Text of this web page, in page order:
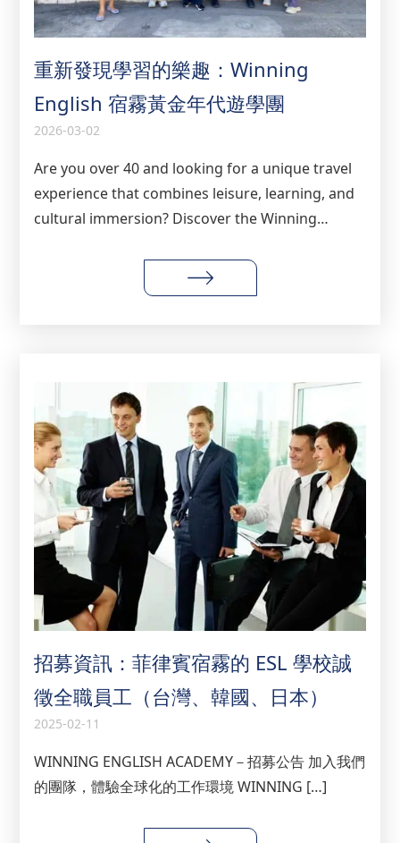
重新發現學習的樂趣：Winning
English 宿霧黃金年代遊學團
2026-03-02
Are you over 40 and looking for a unique travel
experience that combines leisure, learning, and
cultural immersion? Discover the Winning
Philippines — from $900 USD per week.
招募資訊：菲律賓宿霧的 ESL 學校誠
徵全職員工（台灣、韓國、日本）
2025-02-11
WINNING ENGLISH ACADEMY－招募公告 加入我們
的團隊，體驗全球化的工作環境 WINNING […]